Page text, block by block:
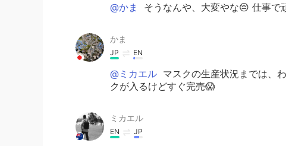
@かま そうなんや、大変やな😔 仕事で
かま
JP EN
@ミカエル マスクの生産状況までは、
クが入るけどすぐ完売😱
ミカエル
EN JP